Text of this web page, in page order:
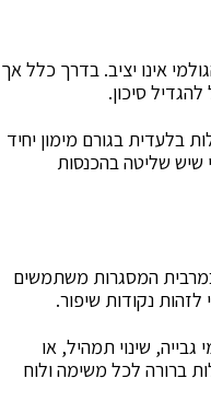
אינו יציב. בדרך כלל אך
סיכון.
בלעדית בגורם מימון יחיד
שיש שליטה בהכנסות
במרבית המסגרות משתמשים
נקודות שיפור.
קיצור ימי גבייה, שינוי תמהיל, או
יעילות כוללות גם בעלות ברורה לכל משימה ולוח